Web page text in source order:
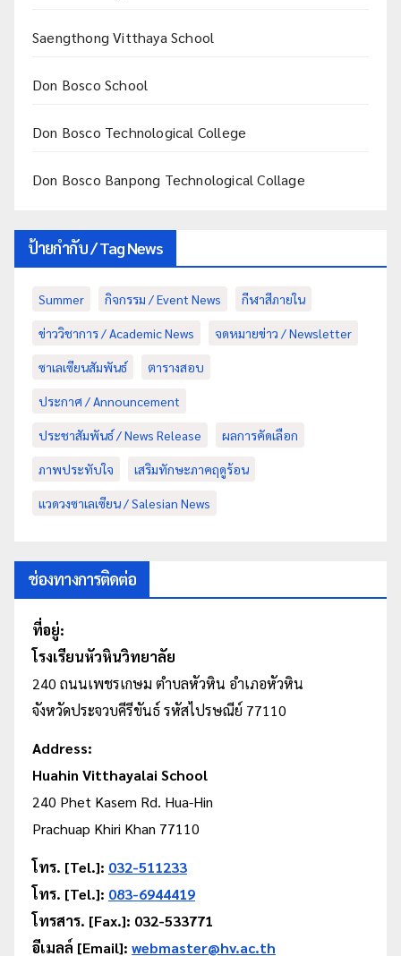
Saengthong Vitthaya School
Don Bosco School
Don Bosco Technological College
Don Bosco Banpong Technological Collage
ป้ายกำกับ / Tag News
Summer กิจกรรม / Event News กีฬาสีภายใน
ข่าววิชาการ / Academic News จดหมายข่าว / Newsletter
ซาเลเซียนสัมพันธ์ ตารางสอบ
ประกาศ / Announcement
ประชาสัมพันธ์ / News Release ผลการคัดเลือก
ภาพประทับใจ เสริมทักษะภาคฤดูร้อน
แวดวงซาเลเซียน / Salesian News
ช่องทางการติดต่อ
ที่อยู่:
โรงเรียนหัวหินวิทยาลัย
240 ถนนเพชรเกษม ตำบลหัวหิน อำเภอหัวหิน
จังหวัดประจวบคีรีขันธ์ รหัสไปรษณีย์ 77110
Address:
Huahin Vitthayalai School
240 Phet Kasem Rd. Hua-Hin
Prachuap Khiri Khan 77110
โทร. [Tel.]: 032-511233
โทร. [Tel.]: 083-6944419
โทรสาร. [Fax.]: 032-533771
อีเมลล์ [Email]: webmaster@hv.ac.th